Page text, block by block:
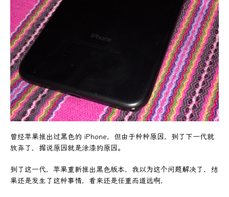
曾经苹果推出过黑色的 iPhone，但由于种种原因，到了下一代就
放弃了，据说原因就是涂漆的原因。
到了这一代，苹果重新推出黑色版本，我以为这个问题解决了，结
果还是发生了这种事情，看来还是任重而道远啊，